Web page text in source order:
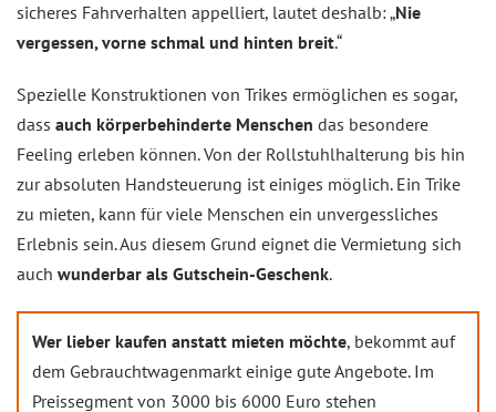
sicheres Fahrverhalten appelliert, lautet deshalb: „Nie
vergessen, vorne schmal und hinten breit.“
Spezielle Konstruktionen von Trikes ermöglichen es sogar,
dass auch körperbehinderte Menschen das besondere
Feeling erleben können. Von der Rollstuhlhalterung bis hin
zur absoluten Handsteuerung ist einiges möglich. Ein Trike
zu mieten, kann für viele Menschen ein unvergessliches
Erlebnis sein. Aus diesem Grund eignet die Vermietung sich
auch wunderbar als Gutschein-Geschenk.
Wer lieber kaufen anstatt mieten möchte, bekommt auf
dem Gebrauchtwagenmarkt einige gute Angebote. Im
Preissegment von 3000 bis 6000 Euro stehen